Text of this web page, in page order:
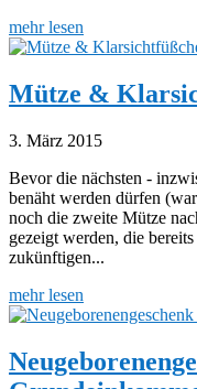
mehr lesen
Mütze &
3. März 2015
Bevor die nächsten -
benäht werden dürfen
noch die zweite Mütze
gezeigt werden, die
zukünftigen...
mehr lesen